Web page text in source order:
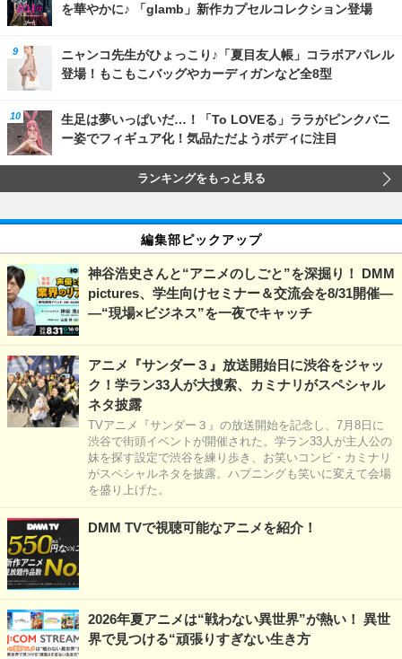
を華やかに♪ 「glamb」新作カプセルコレクション登場
ニャンコ先生がひょっこり♪「夏目友人帳」コラボアパレル
登場！もこもこバッグやカーディガンなど全8型
生足は夢いっぱいだ…！「To LOVEる」ララがピンクバニ
ー姿でフィギュア化！気品ただようボディに注目
ランキングをもっと見る
編集部ピックアップ
神谷浩史さんと“アニメのしごと”を深掘り！ DMM
pictures、学生向けセミナー＆交流会を8/31開催―
―“現場×ビジネス”を一夜でキャッチ
アニメ『サンダー３』放送開始日に渋谷をジャッ
ク！学ラン33人が大捜索、カミナリがスペシャル
ネタ披露
TVアニメ『サンダー３』の放送開始を記念し、7月8日に
渋谷で街頭イベントが開催された。学ラン33人が主人公の
妹を探す設定で渋谷を練り歩き、お笑いコンビ・カミナリ
がスペシャルネタを披露。ハプニングも笑いに変えて会場
を盛り上げた。
DMM TVで視聴可能なアニメを紹介！
2026年夏アニメは“戦わない異世界”が熱い！ 異世
界で見つける“頑張りすぎない生き方